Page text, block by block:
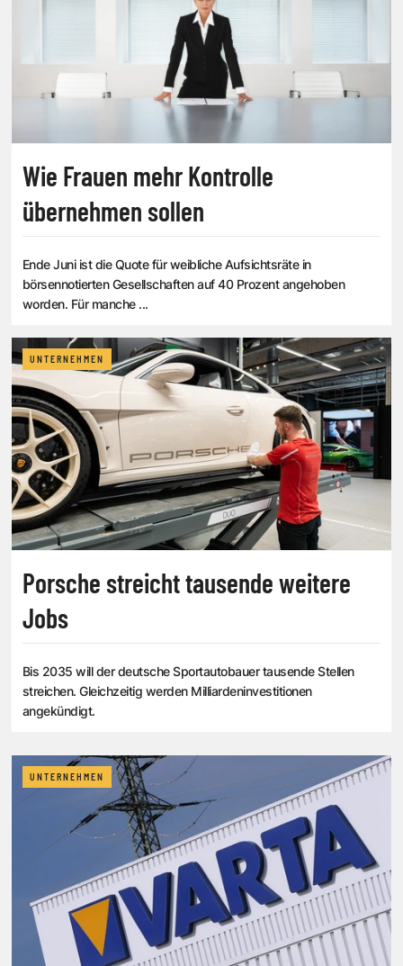
Wie Frauen mehr Kontrolle
übernehmen sollen
Ende Juni ist die Quote für weibliche Aufsichtsräte in
börsennotierten Gesellschaften auf 40 Prozent angehoben
worden. Für manche ...
UNTERNEHMEN
Porsche streicht tausende weitere
Jobs
Bis 2035 will der deutsche Sportautobauer tausende Stellen
streichen. Gleichzeitig werden Milliardeninvestitionen
angekündigt.
UNTERNEHMEN